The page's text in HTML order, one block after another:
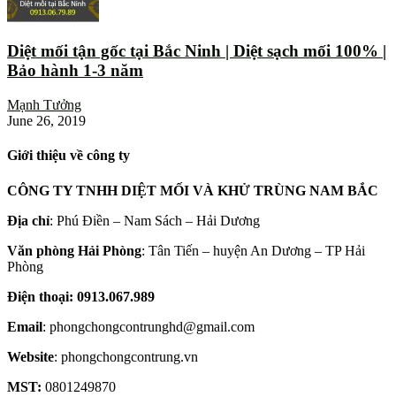
Diệt mối tận gốc tại Bắc Ninh | Diệt sạch mối 100% |
Bảo hành 1-3 năm
Mạnh Tưởng
June 26, 2019
Giới thiệu về công ty
CÔNG TY TNHH DIỆT MỐI VÀ KHỬ TRÙNG NAM BẮC
Địa chỉ: Phú Điền – Nam Sách – Hải Dương
Văn phòng Hải Phòng: Tân Tiến – huyện An Dương – TP Hải
Phòng
Điện thoại: 0913.067.989
Email: phongchongcontrunghd@gmail.com
Website: phongchongcontrung.vn
MST: 0801249870